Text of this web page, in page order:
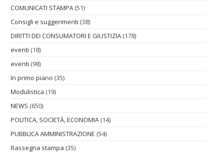
COMUNICATI STAMPA (51)
Consigli e suggerimenti (38)
DIRITTI DEI CONSUMATORI E GIUSTIZIA (178)
eventi (18)
eventi (98)
In primo piano (35)
Modulistica (19)
NEWS (650)
POLITICA, SOCIETÀ, ECONOMIA (14)
PUBBLICA AMMINISTRAZIONE (54)
Rassegna stampa (35)